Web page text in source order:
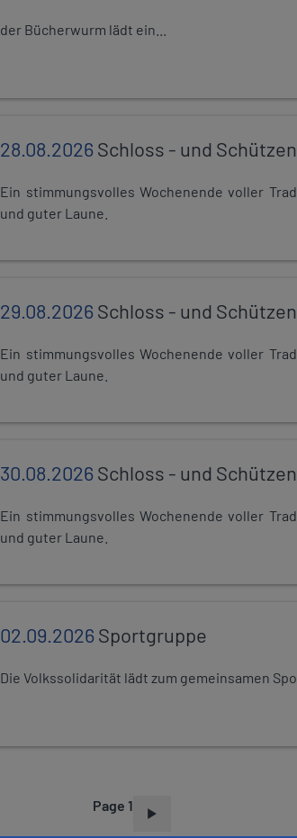
der Bücherwurm lädt ein...
28.08.2026Schloss - und
Ein stimmungsvolles Wochenende voller
und guter Laune.
29.08.2026Schloss - und
Ein stimmungsvolles Wochenende voller
und guter Laune.
30.08.2026Schloss - und
Ein stimmungsvolles Wochenende voller
und guter Laune.
02.09.2026Sportgruppe
Die Volkssolidarität lädt zum gemeinsamen
Page 1